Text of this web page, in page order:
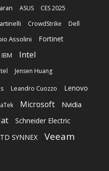
ASUS
CES 2025
CrowdStrike Dell
Assolini Fortinet
IBM Intel
Jensen Huang
Leandro Cuozzo Lenovo
Microsoft Nvidia
Schneider Electric
TD SYNNEX Veeam